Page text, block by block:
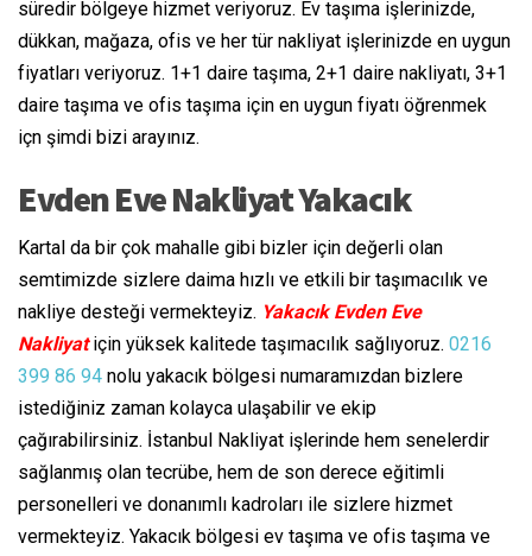
süredir bölgeye hizmet veriyoruz. Ev taşıma işlerinizde,
dükkan, mağaza, ofis ve her tür nakliyat işlerinizde en uygun
fiyatları veriyoruz. 1+1 daire taşıma, 2+1 daire nakliyatı, 3+1
daire taşıma ve ofis taşıma için en uygun fiyatı öğrenmek
içn şimdi bizi arayınız.
Evden Eve Nakliyat Yakacık
Kartal da bir çok mahalle gibi bizler için değerli olan
semtimizde sizlere daima hızlı ve etkili bir taşımacılık ve
nakliye desteği vermekteyiz. Yakacık Evden Eve
Nakliyatiçin yüksek kalitede taşımacılık sağlıyoruz. 0216
399 86 94 nolu yakacık bölgesi numaramızdan bizlere
istediğiniz zaman kolayca ulaşabilir ve ekip
çağırabilirsiniz. İstanbul Nakliyat işlerinde hem senelerdir
sağlanmış olan tecrübe, hem de son derece eğitimli
personelleri ve donanımlı kadroları ile sizlere hizmet
vermekteyiz. Yakacık bölgesi ev taşıma ve ofis taşıma ve